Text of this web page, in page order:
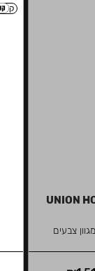
UNION
צבעים
קל